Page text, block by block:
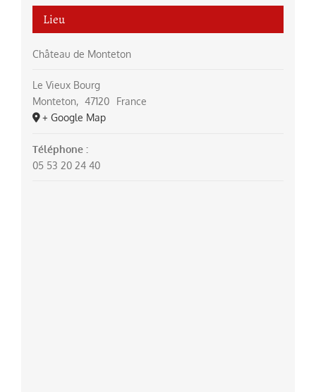
Lieu
Château de Monteton
Le Vieux Bourg
Monteton, 47120
France
+ Google Map
Téléphone :
05 53 20 24 40